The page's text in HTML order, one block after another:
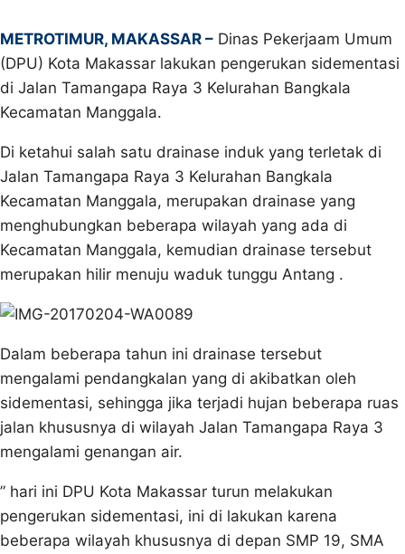
METROTIMUR, MAKASSAR – Dinas Pekerjaam Umum
(DPU) Kota Makassar lakukan pengerukan sidementasi
di Jalan Tamangapa Raya 3 Kelurahan Bangkala
Kecamatan Manggala.
Di ketahui salah satu drainase induk yang terletak di
Jalan Tamangapa Raya 3 Kelurahan Bangkala
Kecamatan Manggala, merupakan drainase yang
menghubungkan beberapa wilayah yang ada di
Kecamatan Manggala, kemudian drainase tersebut
merupakan hilir menuju waduk tunggu Antang .
Dalam beberapa tahun ini drainase tersebut
mengalami pendangkalan yang di akibatkan oleh
sidementasi, sehingga jika terjadi hujan beberapa ruas
jalan khususnya di wilayah Jalan Tamangapa Raya 3
mengalami genangan air.
” hari ini DPU Kota Makassar turun melakukan
pengerukan sidementasi, ini di lakukan karena
beberapa wilayah khususnya di depan SMP 19, SMA